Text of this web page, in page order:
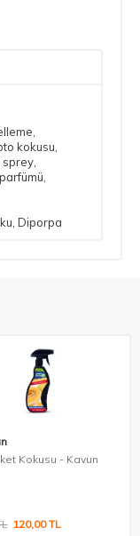
kokusu
sprey
Diporpa
Kokusu - Kavun
120,00TL